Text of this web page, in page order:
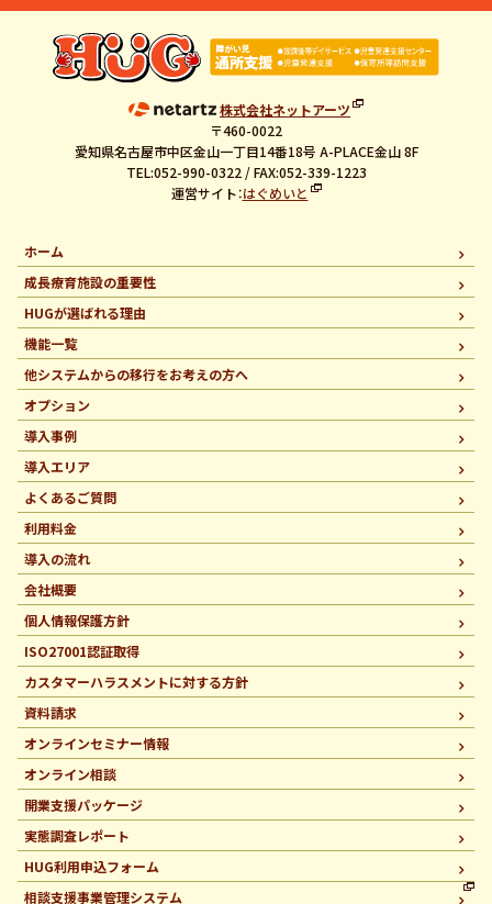
株式会社ネットアーツ
〒460-0022
愛知県名古屋市中区金山一丁目14番18号 A-PLACE金山 8F
TEL:052-990-0322 / FAX:052-339-1223
運営サイト：はぐめいと
ホーム
成長療育施設の重要性
HUGが選ばれる理由
機能一覧
他システムからの移行をお考えの方へ
オプション
導入事例
導入エリア
よくあるご質問
利用料金
導入の流れ
会社概要
個人情報保護方針
ISO27001認証取得
カスタマーハラスメントに対する方針
資料請求
オンラインセミナー情報
オンライン相談
開業支援パッケージ
実態調査レポート
HUG利用申込フォーム
相談支援事業管理システム